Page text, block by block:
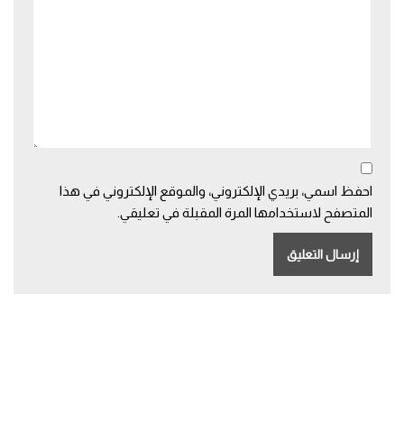
احفظ اسمي، بريدي الإلكتروني، والموقع الإلكتروني في هذا
المتصفح لاستخدامها المرة المقبلة في تعليقي.